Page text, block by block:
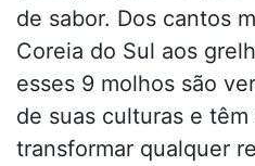
de sabor. Dos cantos
Coreia do Sul aos
esses 9 molhos são
de suas culturas e
transformar qualquer